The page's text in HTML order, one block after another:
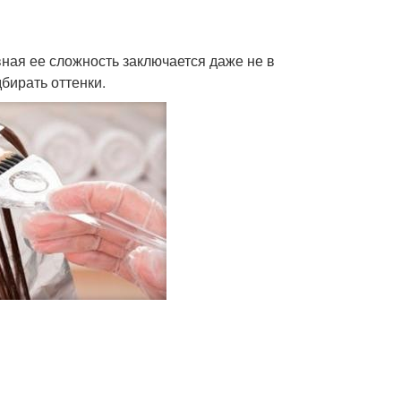
ее сложность заключается даже не в
оттенки.